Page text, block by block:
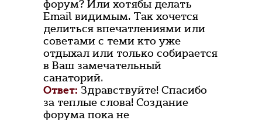
форум? Или хотябы делать
Email видимым. Так хочется
делиться впечатлениями или
советами с теми кто уже
отдыхал или только собирается
в Ваш замечательный
санаторий.
Ответ: Здравствуйте! Спасибо
за теплые слова! Создание
форума пока не